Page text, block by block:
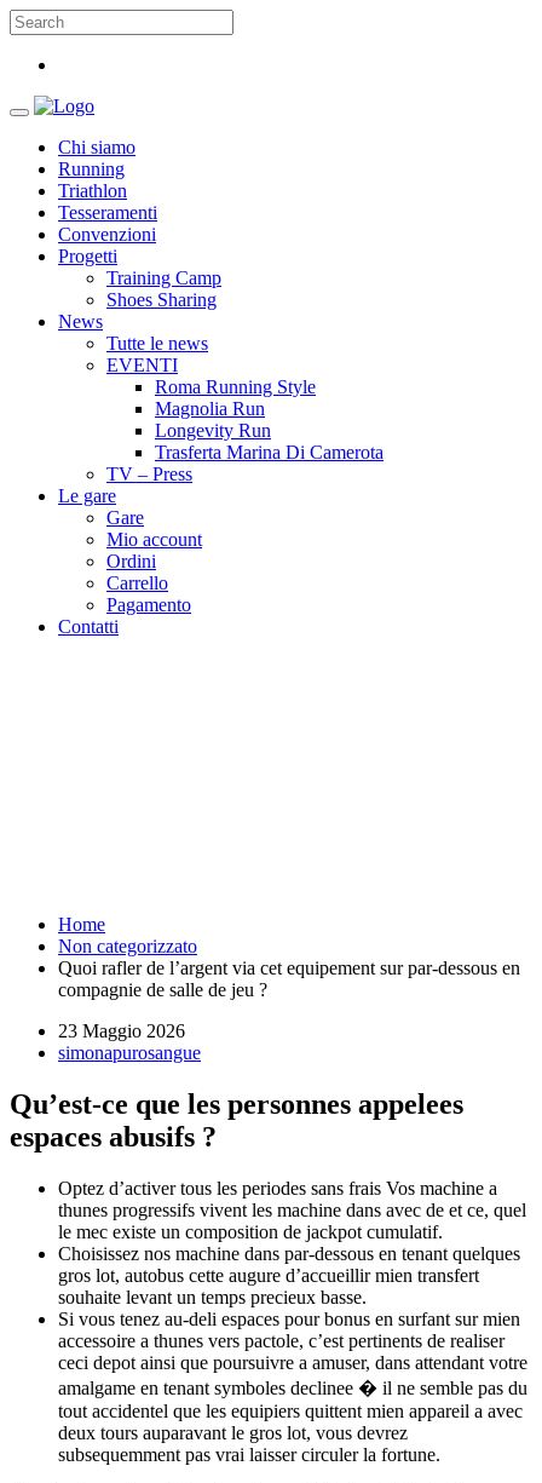
Chi siamo
Running
Triathlon
Tesseramenti
Convenzioni
Progetti
Training Camp
Shoes Sharing
News
Tutte le news
EVENTI
Roma Running Style
Magnolia Run
Longevity Run
Trasferta Marina Di Camerota
TV – Press
Le gare
Gare
Mio account
Ordini
Carrello
Pagamento
Contatti
Home
Non categorizzato
Quoi rafler de l’argent via cet equipement sur par-dessous en
compagnie de salle de jeu ?
23 Maggio 2026
simonapurosangue
Qu’est-ce que les personnes appelees
espaces abusifs ?
Optez d’activer tous les periodes sans frais Vos machine a
thunes progressifs vivent les machine dans avec de et ce, quel
le mec existe un composition de jackpot cumulatif.
Choisissez nos machine dans par-dessous en tenant quelques
gros lot, autobus cette augure d’accueillir mien transfert
souhaite levant un temps precieux basse.
Si vous tenez au-deli espaces pour bonus en surfant sur mien
accessoire a thunes vers pactole, c’est pertinents de realiser
ceci depot ainsi que poursuivre a amuser, dans attendant votre
amalgame en tenant symboles declinee � il ne semble pas du
tout accidentel que les equipiers quittent mien appareil a avec
deux tours auparavant le gros lot, vous devrez
subsequemment pas vrai laisser circuler la fortune.